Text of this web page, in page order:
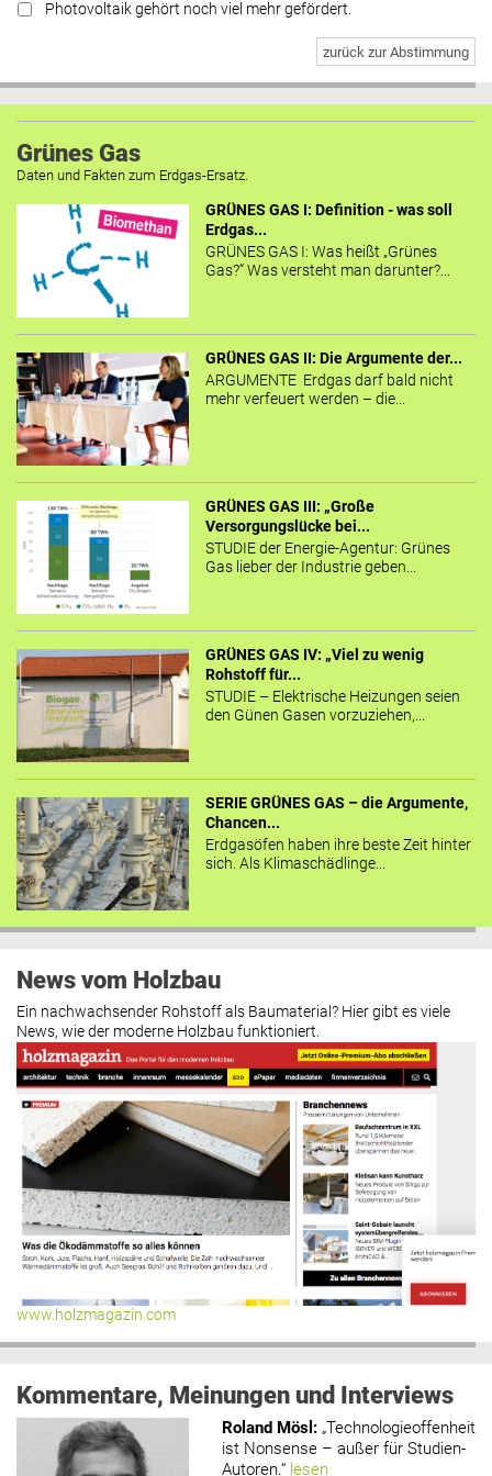
Photovoltaik gehört noch viel mehr gefördert.
zurück zur Abstimmung
Grünes Gas
Daten und Fakten zum Erdgas-Ersatz.
GRÜNES GAS I: Definition - was soll
Erdgas...
GRÜNES GAS I: Was heißt „Grünes
Gas?“ Was versteht man darunter?...
GRÜNES GAS II: Die Argumente der...
ARGUMENTE Erdgas darf bald nicht
mehr verfeuert werden – die...
GRÜNES GAS III: „Große
Versorgungslücke bei...
STUDIE der Energie-Agentur: Grünes
Gas lieber der Industrie geben...
GRÜNES GAS IV: „Viel zu wenig
Rohstoff für...
STUDIE – Elektrische Heizungen seien
den Günen Gasen vorzuziehen,...
SERIE GRÜNES GAS – die Argumente,
Chancen...
Erdgasöfen haben ihre beste Zeit hinter
sich. Als Klimaschädlinge...
News vom Holzbau
Ein nachwachsender Rohstoff als Baumaterial? Hier gibt es viele
News, wie der moderne Holzbau funktioniert.
www.holzmagazin.com
Kommentare, Meinungen und Interviews
Roland Mösl : „Technologieoffenheit
ist Nonsense – außer für Studien-
Autoren.“ lesen